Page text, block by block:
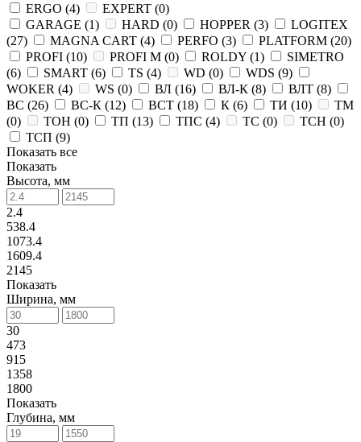
ERGO (4) EXPERT (0)
GARAGE (1) HARD (0) HOPPER (3)
LOGITEX
(27) MAGNA CART (4) PERFO (3) PLATFORM (20)
PROFI (10) PROFI M (0) ROLDY (1)
SIMETRO
(6) SMART (6) TS (4) WD (0) WDS (9)
WOKER (4) WS (0) ВЛ (16) ВЛ-К (8) ВЛТ (8)
ВС (26) ВС-К (12) ВСТ (18) К (6) ТИ (10)
ТМ
(0) ТОН (0) ТП (13) ТПС (4) ТС (0) ТСН (0)
ТСП (9)
Показать все
Показать
Высота, мм
2.4
538.4
1073.4
1609.4
2145
Показать
Ширина, мм
30
473
915
1358
1800
Показать
Глубина, мм